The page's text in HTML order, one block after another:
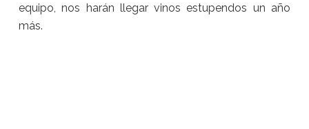
equipo, nos harán llegar vinos estupendos un año
más.